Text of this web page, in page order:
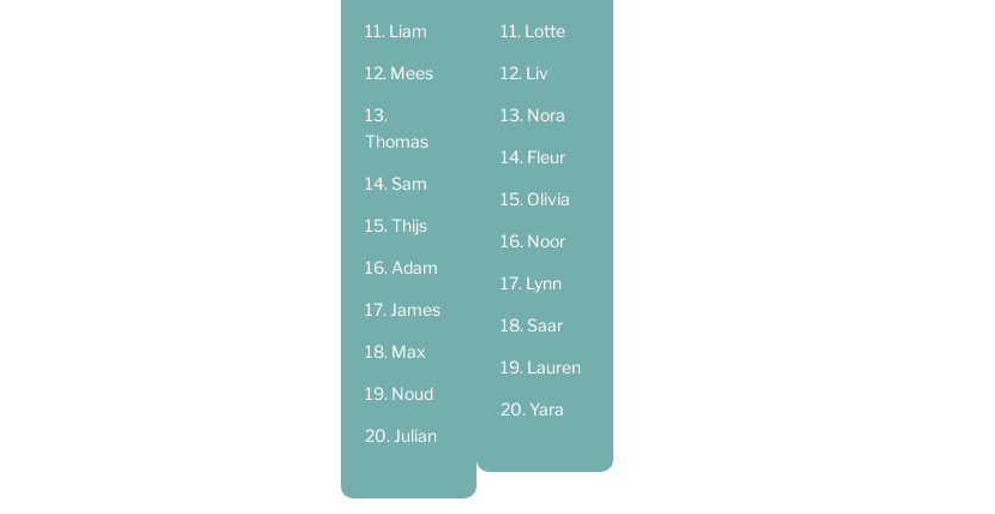
Liam
Mees
Thomas
Sam
Thijs
Adam
James
Max
Noud
Julian
Lotte
Liv
Nora
Fleur
Olivia
Noor
Lynn
Saar
Lauren
Yara